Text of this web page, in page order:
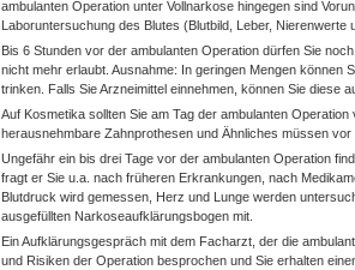
ambulanten Operation unter Vollnarkose hingegen sind
Laboruntersuchung des Blutes (Blutbild, Leber,
Bis 6 Stunden vor der ambulanten Operation dürfen Sie
nicht mehr erlaubt. Ausnahme: In geringen Mengen können
trinken. Falls Sie Arzneimittel einnehmen, können Sie diese
Auf Kosmetika sollten Sie am Tag der ambulanten
herausnehmbare Zahnprothesen und Ähnliches müssen vor
Ungefähr ein bis drei Tage vor der ambulanten Operation
fragt er Sie u.a. nach früheren Erkrankungen, nach
Blutdruck wird gemessen, Herz und Lunge werden
ausgefüllten Narkoseaufklärungsbogen mit.
Ein Aufklärungsgespräch mit dem Facharzt, der die
und Risiken der Operation besprochen und Sie erhalten